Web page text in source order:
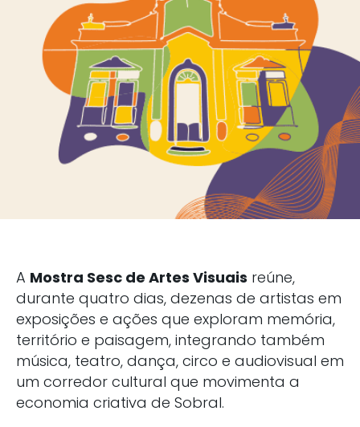
A Mostra Sesc de Artes Visuais reúne,
durante quatro dias, dezenas de artistas em
exposições e ações que exploram memória,
território e paisagem, integrando também
música, teatro, dança, circo e audiovisual em
um corredor cultural que movimenta a
economia criativa de Sobral.